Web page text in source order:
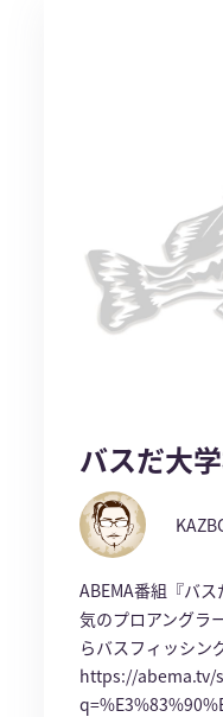
バスだ大
ABEMA番組『バ
気のプロアングラ
らバスフィッシン
https://abema.tv/